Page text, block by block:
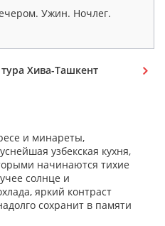
Ужин. Ночлег.
Хива-Ташкент
и минареты,
узбекская кухня,
начинаются тихие
солнце и
яркий контраст
сохранит в памяти